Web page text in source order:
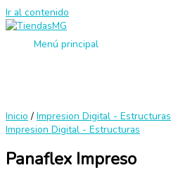
Ir al contenido
Menú principal
Inicio / Impresion Digital - Estructuras
Impresion Digital - Estructuras
Panaflex Impreso